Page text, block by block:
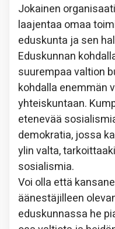
Jokainen
laajentaa omaa
eduskunta ja sen
Eduskunnan
suurempaa valtion
kohdalla enemmän
yhteiskuntaan.
etenevää
demokratia, jossa
ylin valta,
sosialismia.
Voi olla että
äänestäjilleen
eduskunnassa he